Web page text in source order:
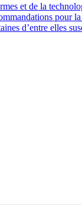
et de la
pour
d’entre elles